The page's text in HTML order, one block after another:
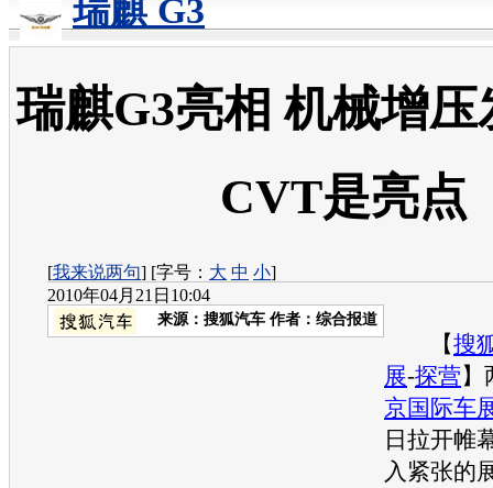
瑞麒 G3
瑞麒G3亮相 机械增
CVT是亮点
[我来说两句] [字号： 大 中 小]
2010年04月21日10:04
来源： 搜狐汽车 作者：综合报道
【搜
展-探营】
京国际车
日拉开帷
入紧张的